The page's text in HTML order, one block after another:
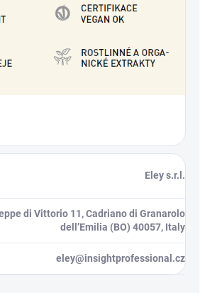
Eley s.r.l.
di Vittorio 11, Cadriano di Granarolo
dell’Emilia (BO) 40057, Italy
eley@insightprofessional.cz